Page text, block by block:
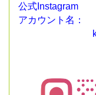
公式Instagram
アカウント名：